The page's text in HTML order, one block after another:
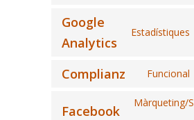
Google
Analytics
Estadístiques
Complianz Funcional
Facebook
Màrqueting/